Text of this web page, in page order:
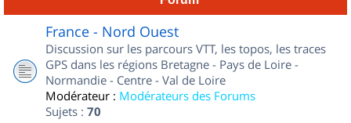
France - Nord Ouest
Discussion sur les parcours VTT, les topos, les traces
GPS dans les régions Bretagne - Pays de Loire -
Normandie - Centre - Val de Loire
Modérateur : Modérateurs des Forums
Sujets : 70